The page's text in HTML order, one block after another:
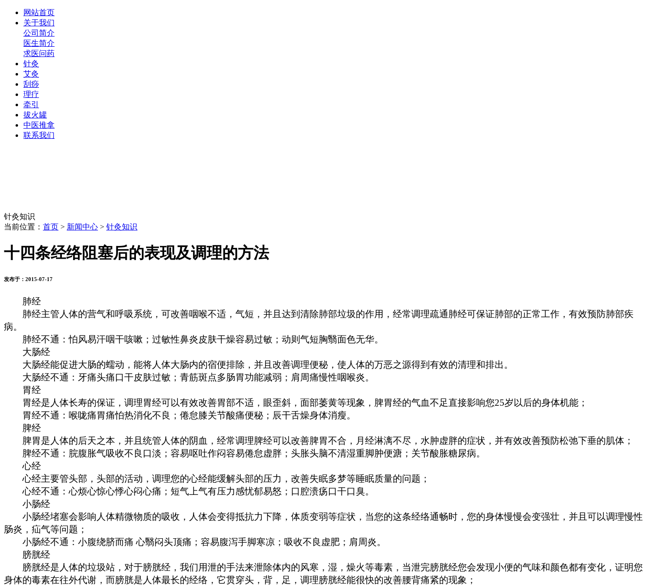
网站首页
关于我们
公司简介
医生简介
求医问药
针灸
艾灸
刮痧
理疗
牵引
拔火罐
中医推拿
联系我们
针灸知识
当前位置： 首页 > 新闻中心 > 针灸知识
十四条经络阻塞后的表现及调理的方法
发布于：2015-07-17
肺经
肺经主管人体的营气和呼吸系统，可改善咽喉不适，气短，并且达到清除肺部垃圾的作用，经常调理疏通肺经可保证肺部的正常工作，有效预防肺部疾
病。
肺经不通：怕风易汗咽干咳嗽；过敏性鼻炎皮肤干燥容易过敏；动则气短胸翳面色无华。
大肠经
大肠经能促进大肠的蠕动，能将人体大肠内的宿便排除，并且改善调理便秘，使人体的万恶之源得到有效的清理和排出。
大肠经不通：牙痛头痛口干皮肤过敏；青筋斑点多肠胃功能减弱；肩周痛慢性咽喉炎。
胃经
胃经是人体长寿的保证，调理胃经可以有效改善胃部不适，眼歪斜，面部萎黄等现象，脾胃经的气血不足直接影响您25岁以后的身体机能；
胃经不通：喉咙痛胃痛怕热消化不良；倦怠膝关节酸痛便秘；辰干舌燥身体消瘦。
脾经
脾胃是人体的后天之本，并且统管人体的阴血，经常调理脾经可以改善脾胃不合，月经淋漓不尽，水肿虚胖的症状，并有效改善预防松弛下垂的肌体；
脾经不通：脘腹胀气吸收不良口淡；容易呕吐作闷容易倦怠虚胖；头胀头脑不清湿重脚肿便溏；关节酸胀糖尿病。
心经
心经主要管头部，头部的活动，调理您的心经能缓解头部的压力，改善失眠多梦等睡眠质量的问题；
心经不通：心烦心惊心悸心闷心痛；短气上气有压力感忧郁易怒；口腔溃疡口干口臭。
小肠经
小肠经堵塞会影响人体精微物质的吸收，人体会变得抵抗力下降，体质变弱等症状，当您的这条经络通畅时，您的身体慢慢会变强壮，并且可以调理慢性
肠炎，疝气等问题；
小肠经不通：小腹绕脐而痛 心翳闷头顶痛；容易腹泻手脚寒凉；吸收不良虚肥；肩周炎。
膀胱经
膀胱经是人体的垃圾站，对于膀胱经，我们用泄的手法来泄除体内的风寒，湿，燥火等毒素，当泄完膀胱经您会发现小便的气味和颜色都有变化，证明您
身体的毒素在往外代谢，而膀胱是人体最长的经络，它贯穿头，背，足，调理膀胱经能很快的改善腰背痛紧的现象；